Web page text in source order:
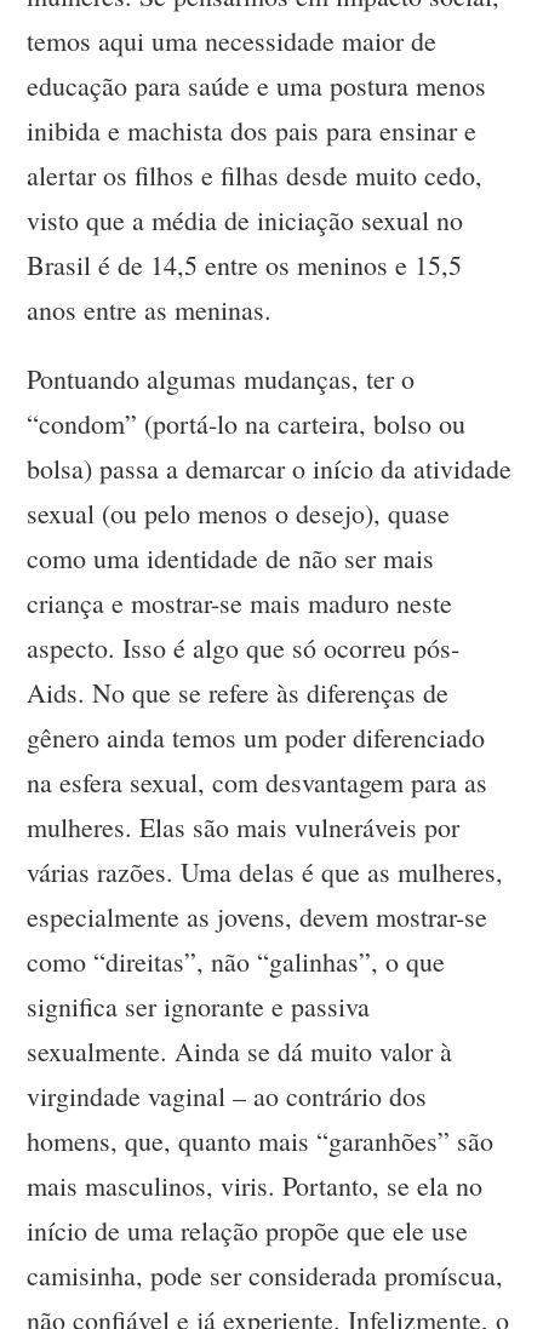
temos aqui uma necessidade maior de
educação para saúde e uma postura menos
inibida e machista dos pais para ensinar e
alertar os filhos e filhas desde muito cedo,
visto que a média de iniciação sexual no
Brasil é de 14,5 entre os meninos e 15,5
anos entre as meninas.
Pontuando algumas mudanças, ter o
“condom” (portá-lo na carteira, bolso ou
bolsa) passa a demarcar o início da atividade
sexual (ou pelo menos o desejo), quase
como uma identidade de não ser mais
criança e mostrar-se mais maduro neste
aspecto. Isso é algo que só ocorreu pós-
Aids. No que se refere às diferenças de
gênero ainda temos um poder diferenciado
na esfera sexual, com desvantagem para as
mulheres. Elas são mais vulneráveis por
várias razões. Uma delas é que as mulheres,
especialmente as jovens, devem mostrar-se
como “direitas”, não “galinhas”, o que
significa ser ignorante e passiva
sexualmente. Ainda se dá muito valor à
virgindade vaginal – ao contrário dos
homens, que, quanto mais “garanhões” são
mais masculinos, viris. Portanto, se ela no
início de uma relação propõe que ele use
camisinha, pode ser considerada promíscua,
não confiável e já experiente. Infelizmente, o